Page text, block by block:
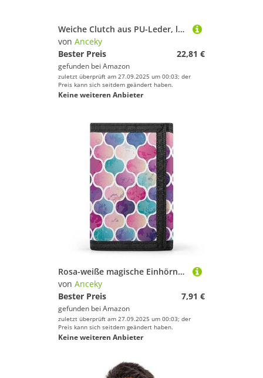
Weiche Clutch aus PU-Leder, langes, zweifach gefaltetes Portemonnaie, Münzbörse, Kreditkartenetui, langlebiger Unisex-Kartenhalter, schmale Brieftasche, Geldaufbewahrung
von Anceky
Bester Preis
22,81 €
gefunden bei Amazon
zuletzt überprüft am 27.09.2025 um 00:03; der
Preis kann sich seitdem geändert haben.
Keine weiteren Anbieter
Rosa-weiße magische Einhörner mit gelben Sternen, rosa Herz auf weißem dreifach gefaltetem Portemonnaie, stilvolle Geldbörse mit Schlüsselanhänger, Kreditkartenetui, Kartenhalter für Rechnungen, Quitt
von Anceky
Bester Preis
7,91 €
gefunden bei Amazon
zuletzt überprüft am 27.09.2025 um 00:03; der
Preis kann sich seitdem geändert haben.
Keine weiteren Anbieter